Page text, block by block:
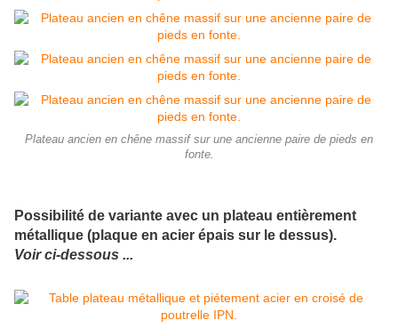
Plateau ancien en chêne massif sur une ancienne paire de pieds en
fonte.
Possibilité de variante avec un plateau entièrement
métallique (plaque en acier épais sur le dessus).
Voir ci-dessous ...